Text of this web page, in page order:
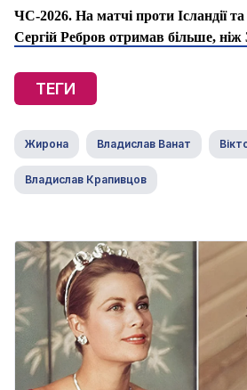
ЧС-2026. На матчі проти Ісландії
Сергій Ребров отримав більше, ніж
ТЕГИ
Жирона Владислав Ванат
Владислав Крапивцов